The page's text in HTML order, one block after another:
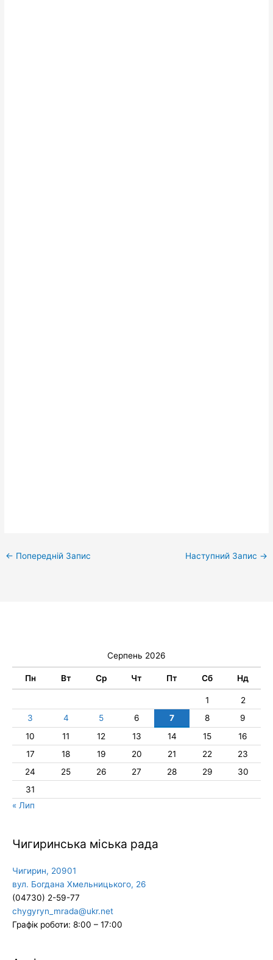
← Попередній Запис Наступний Запис →
Серпень 2026
Пн Вт Ср Чт Пт Сб Нд
1
2
3
4 5 6 7 8
9
10
11 12 13 14 15
16
17
18 19 20 21 22
23
24
25 26 27 28 29
30
31
« Лип
Чигиринська міська рада
Чигирин, 20901
вул. Богдана Хмельницького, 26
(04730) 2-59-77
chygyryn_mrada@ukr.net
Графік роботи: 8:00 – 17:00